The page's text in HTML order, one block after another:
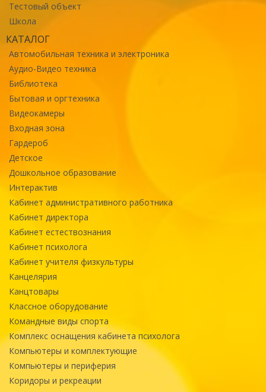
Тестовый объект
Школа
КАТАЛОГ
Автомобильная техника и электроника
Аудио-Видео техника
Библиотека
Бытовая и оргтехника
Видеокамеры
Входная зона
Гардероб
Детское
Дошкольное образование
Интерактив
Кабинет административного работника
Кабинет директора
Кабинет естествознания
Кабинет психолога
Кабинет учителя физкультуры
Канцелярия
Канцтовары
Классное оборудование
Командные виды спорта
Комплекс оснащения кабинета психолога
Компьютеры и комплектующие
Компьютеры и периферия
Коридоры и рекреации